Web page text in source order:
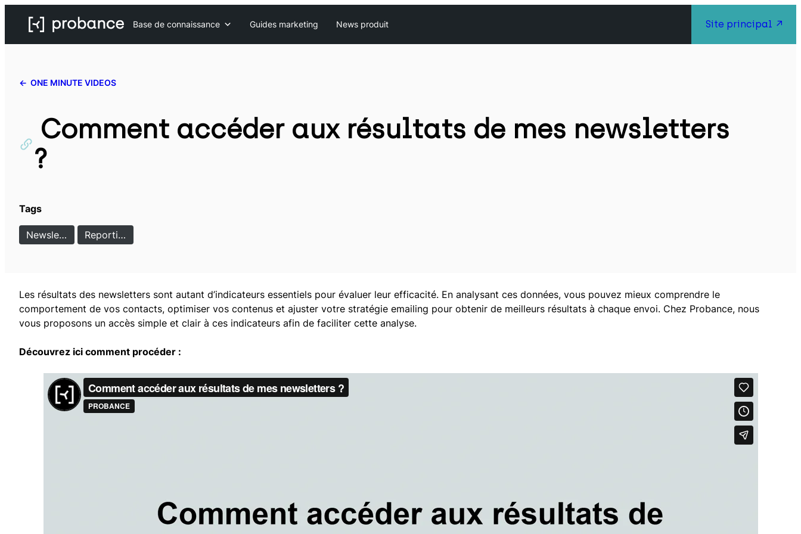
Base de connaissance Guides marketing News produit Site principal
ONE MINUTE VIDEOS
Comment accéder aux résultats de mes newsletters
?
Tags
Newsletter Reporting
Les résultats des newsletters sont autant d’indicateurs essentiels pour évaluer leur efficacité. En analysant ces données, vous pouvez mieux comprendre le
comportement de vos contacts, optimiser vos contenus et ajuster votre stratégie emailing pour obtenir de meilleurs résultats à chaque envoi. Chez Probance, nous
vous proposons un accès simple et clair à ces indicateurs afin de faciliter cette analyse.
Découvrez ici comment procéder :